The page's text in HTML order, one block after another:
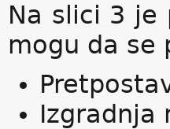
Na slici 3 je
mogu da se
Izgradnja